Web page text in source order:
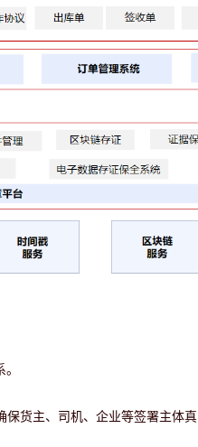
货主、司机、企业等签署主体